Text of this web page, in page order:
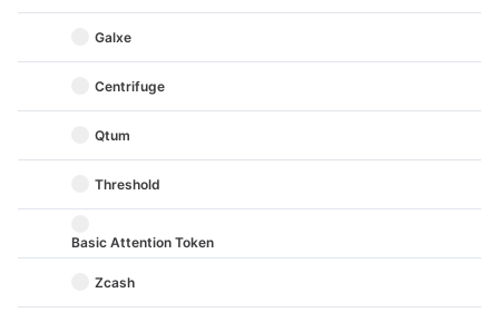
Galxe
Centrifuge
Qtum
Threshold
Basic Attention Token
Zcash